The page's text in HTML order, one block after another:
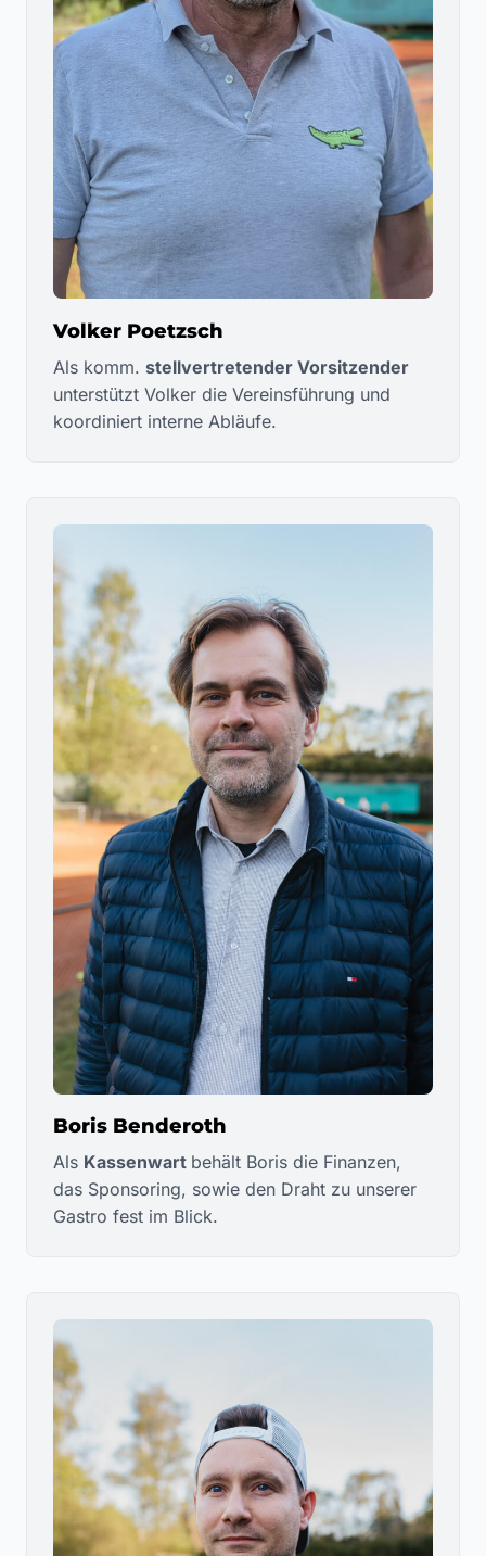
Volker Poetzsch
Als komm. stellvertretender Vorsitzender
unterstützt Volker die Vereinsführung und
koordiniert interne Abläufe.
Boris Benderoth
Als Kassenwart behält Boris die Finanzen,
das Sponsoring, sowie den Draht zu unserer
Gastro fest im Blick.